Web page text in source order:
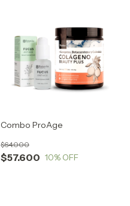
Combo ProAge
$57.600
$64.000
10% OFF